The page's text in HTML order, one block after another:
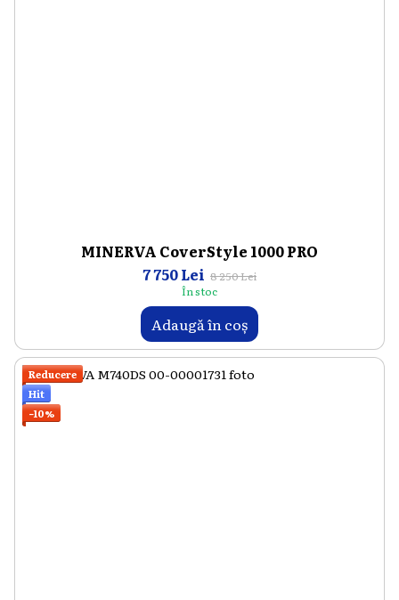
MINERVA CoverStyle 1000 PRO
7 750 Lei 8 250 Lei
În stoc
Adaugă în coș
Reducere
Hit
−10%